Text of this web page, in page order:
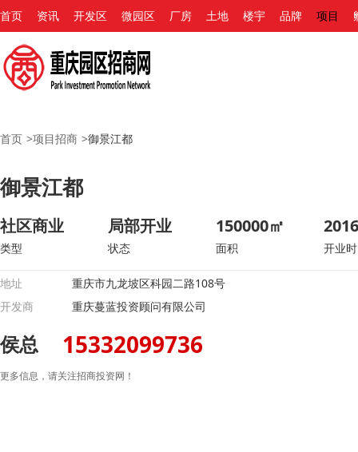
首页 资讯 开发区 微园区 厂房 土地 楼宇 品牌 项目
首页 >项目招商 >御景江都
御景江都
社区商业
类型
局部开业
状态
150000㎡
面积 开业
地址
重庆市九龙坡区科园二路108号
开发商
重庆蔓蓝投资顾问有限公司
侯总 15332099736
更多信息，请关注招商投资网！